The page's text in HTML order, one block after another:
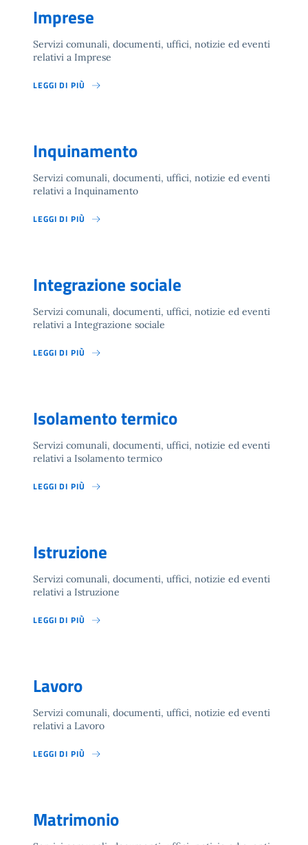
Imprese
Servizi comunali, documenti, uffici, notizie ed eventi
relativi a Imprese
LEGGI DI PIÙ
Inquinamento
Servizi comunali, documenti, uffici, notizie ed eventi
relativi a Inquinamento
LEGGI DI PIÙ
Integrazione sociale
Servizi comunali, documenti, uffici, notizie ed eventi
relativi a Integrazione sociale
LEGGI DI PIÙ
Isolamento termico
Servizi comunali, documenti, uffici, notizie ed eventi
relativi a Isolamento termico
LEGGI DI PIÙ
Istruzione
Servizi comunali, documenti, uffici, notizie ed eventi
relativi a Istruzione
LEGGI DI PIÙ
Lavoro
Servizi comunali, documenti, uffici, notizie ed eventi
relativi a Lavoro
LEGGI DI PIÙ
Matrimonio